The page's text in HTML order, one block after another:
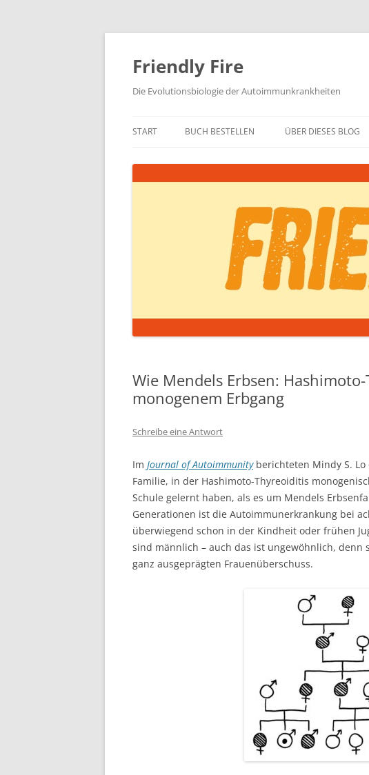
Zum
springen
Friendly Fire
Die Evolutionsbiologie der Autoimmunkrankheiten
START BUCH BESTELLEN ÜBER DIESES BLOG
Wie Mendels Erbsen:
monogenem Erbgang
Schreibe eine Antwort
Im Journal of Autoimmunityberichteten Mindy S. Lo
Familie, in der Hashimoto-Thyreoiditis
Schule gelernt haben, als es um Mendels
Generationen ist die Autoimmunerkrankung bei
überwiegend schon in der Kindheit oder frühen
sind männlich – auch das ist ungewöhnlich, denn
ganz ausgeprägten Frauenüberschuss.